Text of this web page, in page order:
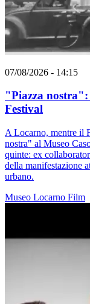
07/08/2026 - 14:15
"Piazza nostra":
Festival
A Locarno, mentre il
nostra" al Museo
quinte: ex
della manifestazione
urbano.
Museo Locarno Film